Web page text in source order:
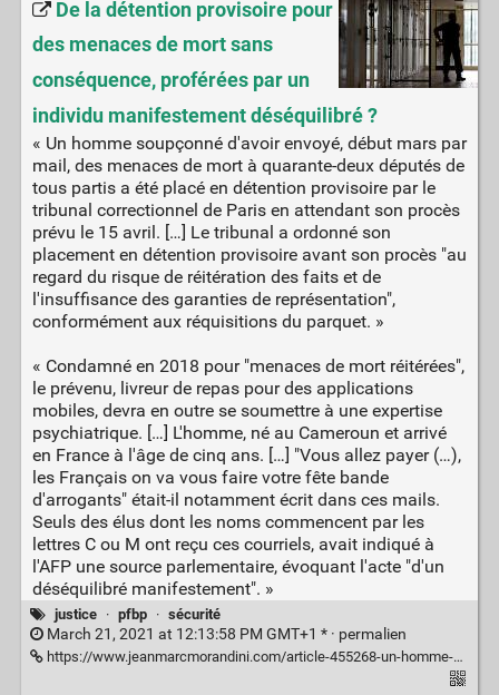
De la détention provisoire pour
des menaces de mort sans
conséquence, proférées par un
individu manifestement déséquilibré ?
« Un homme soupçonné d'avoir envoyé, début mars par
mail, des menaces de mort à quarante-deux députés de
tous partis a été placé en détention provisoire par le
tribunal correctionnel de Paris en attendant son procès
prévu le 15 avril. […] Le tribunal a ordonné son
placement en détention provisoire avant son procès "au
regard du risque de réitération des faits et de
l'insuffisance des garanties de représentation",
conformément aux réquisitions du parquet. »
« Condamné en 2018 pour "menaces de mort réitérées",
le prévenu, livreur de repas pour des applications
mobiles, devra en outre se soumettre à une expertise
psychiatrique. […] L'homme, né au Cameroun et arrivé
en France à l'âge de cinq ans. […] "Vous allez payer (…),
les Français on va vous faire votre fête bande
d'arrogants" était-il notamment écrit dans ces mails.
Seuls des élus dont les noms commencent par les
lettres C ou M ont reçu ces courriels, avait indiqué à
l'AFP une source parlementaire, évoquant l'acte "d'un
déséquilibré manifestement". »
justice · pfbp · sécurité
March 21, 2021 at 12:13:58 PM GMT+1 * · permalien
https://www.jeanmarcmorandini.com/article-455268-un-homme-soupconne-d-avoir-envoye-par-mail-des-menaces-de-mort-a-42-deputes-de-tous-partis-place-en-detention-provisoire-en-attendant-son-proces-prevu-le-15-avril.html